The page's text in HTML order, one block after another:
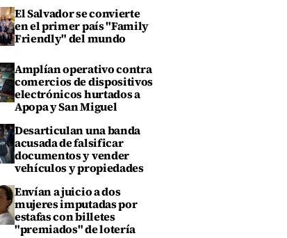
El Salvador se convierte
en el primer país "Family
Friendly" del mundo
Amplían operativo contra
comercios de dispositivos
electrónicos hurtados a
Apopa y San Miguel
Desarticulan una banda
acusada de falsificar
documentos y vender
vehículos y propiedades
Envían a juicio a dos
mujeres imputadas por
estafas con billetes
"premiados" de lotería